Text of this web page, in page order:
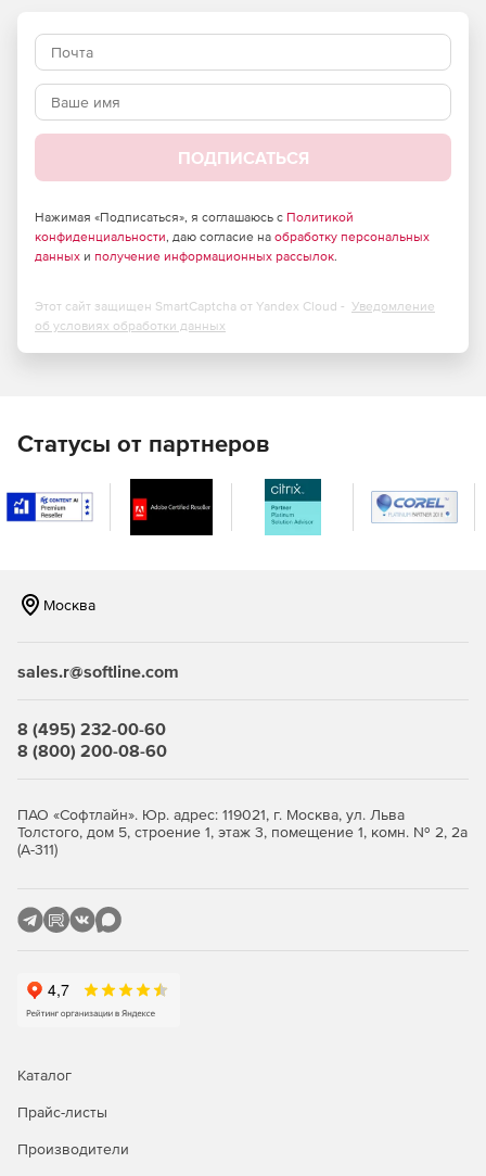
ПОДПИСАТЬСЯ
Нажимая «Подписаться», я соглашаюсь с Политикой
конфиденциальности, даю согласие на обработку персональных
данных и получение информационных рассылок.
Этот сайт защищен SmartCaptcha от Yandex Cloud - Уведомление
об условиях обработки данных
Статусы от партнеров
Москва
sales.r@softline.com
8 (495) 232-00-60
8 (800) 200-08-60
ПАО «Софтлайн». Юр. адрес: 119021, г. Москва, ул. Льва
Толстого, дом 5, строение 1, этаж 3, помещение 1, комн. № 2, 2а
(А-311)
Каталог
Прайс-листы
Производители